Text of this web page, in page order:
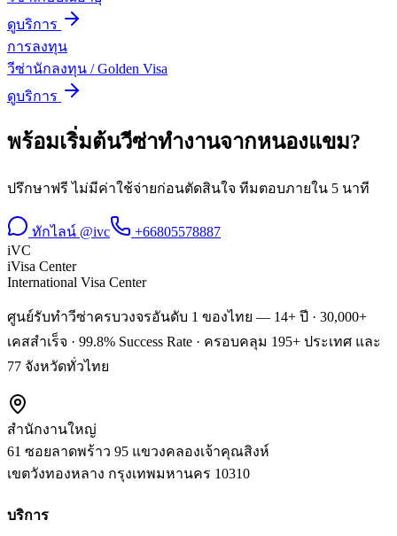
ดูบริการ
การลงทุน
วีซ่านักลงทุน / Golden Visa
ดูบริการ
พร้อมเริ่มต้นวีซ่าทำงานจากหนองแขม?
ปรึกษาฟรี ไม่มีค่าใช้จ่ายก่อนตัดสินใจ ทีมตอบภายใน 5 นาที
ทักไลน์ @ivc
+66805578887
iVC
iVisa Center
International Visa Center
ศูนย์รับทำวีซ่าครบวงจรอันดับ 1 ของไทย — 14+ ปี · 30,000+
เคสสำเร็จ · 99.8% Success Rate · ครอบคลุม 195+ ประเทศ และ
77 จังหวัดทั่วไทย
สำนักงานใหญ่
61 ซอยลาดพร้าว 95 แขวงคลองเจ้าคุณสิงห์
เขตวังทองหลาง กรุงเทพมหานคร 10310
บริการ